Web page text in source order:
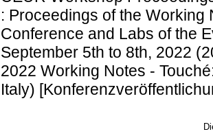
: Proceedings of the Working
Conference and Labs of the
September 5th to 8th, 2022
2022 Working Notes -
Italy)